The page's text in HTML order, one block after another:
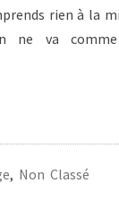
rien à la
ne va
, Non Classé